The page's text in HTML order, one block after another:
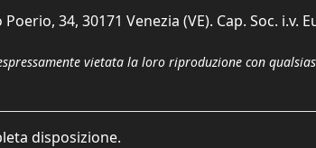
34, 30171 Venezia (VE). Cap. Soc. i.v.
vietata la loro riproduzione con
disposizione.